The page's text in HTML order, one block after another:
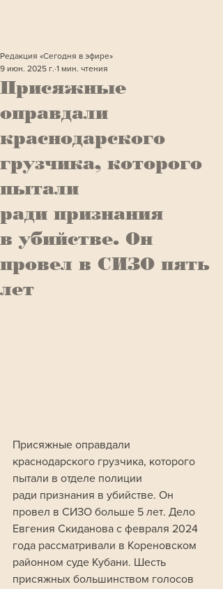
Присяжные
оправдали
краснодарского
грузчика, которого
пытали
ради признания
в убийстве. Он
провел в СИЗО пять
лет
Редакция «Сегодня в эфире»
9 июн. 2025 г. 1 мин. чтения
Присяжные оправдали
краснодарского грузчика, которого
пытали в отделе полиции
ради признания в убийстве. Он
провел в СИЗО больше 5 лет. Дело
Евгения Скиданова с февраля 2024
года рассматривали в Кореновском
районном суде Кубани. Шесть
присяжных большинством голосов